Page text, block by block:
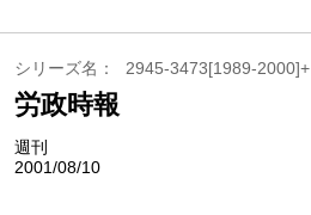
シリーズ名 2945-3473[1989-2000]+
労政時報
週刊
2001/08/10